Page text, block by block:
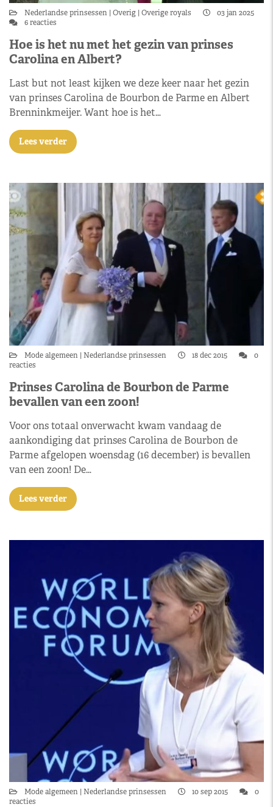
Nederlandse prinsessen Overig Overige royals
03 jan 2025
6 reacties
Hoe is het nu met het gezin van prinses
Carolina en Albert?
Last but not least kijken we deze keer naar het gezin
van prinses Carolina de Bourbon de Parme en Albert
Brenninkmeijer. Want hoe is het…
Lees verder
Mode algemeen Nederlandse prinsessen 18 dec 2015
0
reacties
Prinses Carolina de Bourbon de Parme
bevallen van een zoon!
Voor ons totaal onverwacht kwam vandaag de
aankondiging dat prinses Carolina de Bourbon de
Parme afgelopen woensdag (16 december) is bevallen
van een zoon! De…
Lees verder
Mode algemeen Nederlandse prinsessen 10 sep 2015
0
reacties